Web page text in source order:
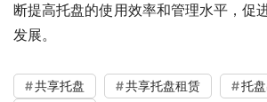
断提高托盘的使用效率和管理水平，促
发展。
共享托盘 共享托盘租赁
托